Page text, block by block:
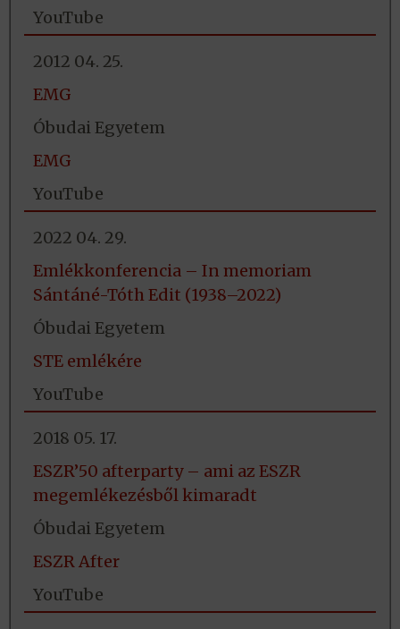
YouTube
2012 04. 25.
EMG
Óbudai Egyetem
EMG
YouTube
2022 04. 29.
Emlékkonferencia – In memoriam
Sántáné-Tóth Edit (1938–2022)
Óbudai Egyetem
STE emlékére
YouTube
2018 05. 17.
ESZR’50 afterparty – ami az ESZR
megemlékezésből kimaradt
Óbudai Egyetem
ESZR After
YouTube